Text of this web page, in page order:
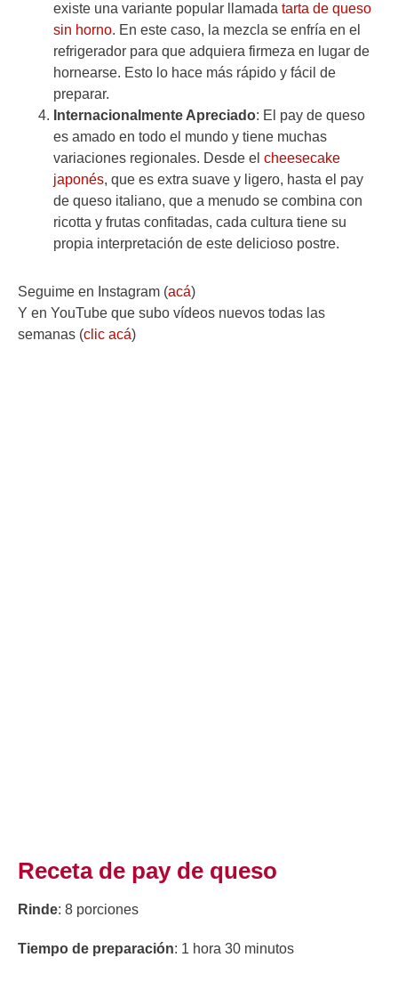
existe una variante popular llamada tarta de queso
sin horno. En este caso, la mezcla se enfría en el
refrigerador para que adquiera firmeza en lugar de
hornearse. Esto lo hace más rápido y fácil de
preparar.
Internacionalmente Apreciado: El pay de queso
es amado en todo el mundo y tiene muchas
variaciones regionales. Desde el cheesecake
japonés, que es extra suave y ligero, hasta el pay
de queso italiano, que a menudo se combina con
ricotta y frutas confitadas, cada cultura tiene su
propia interpretación de este delicioso postre.
Seguime en Instagram (acá)
Y en YouTube que subo vídeos nuevos todas las
semanas (clic acá)
Receta de pay de queso
Rinde: 8 porciones
Tiempo de preparación: 1 hora 30 minutos